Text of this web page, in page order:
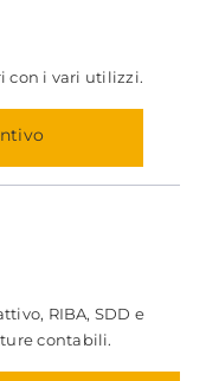
con i vari utilizzi.
RIBA, SDD e
contabili.